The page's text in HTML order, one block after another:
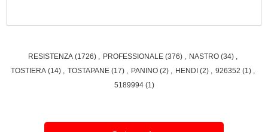
RESISTENZA (1726) PROFESSIONALE (376) NASTRO (34)
TOSTIERA (14) TOSTAPANE (17) PANINO (2) HENDI (2) 926352 (1)
5189994 (1)